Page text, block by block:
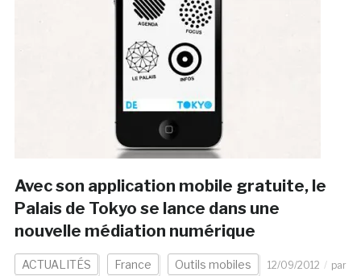
Avec son application mobile gratuite, le
Palais de Tokyo se lance dans une
nouvelle médiation numérique
ACTUALITÉS France Outils mobiles 12/09/2012
par